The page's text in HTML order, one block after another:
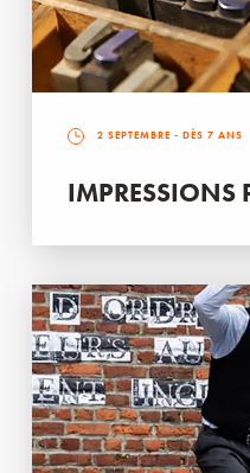
2 SEPTEMBRE - DÈS 7 ANS
IMPRESSIONS